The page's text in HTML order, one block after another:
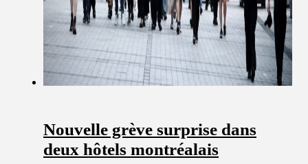
Nouvelle grève surprise dans
deux hôtels montréalais